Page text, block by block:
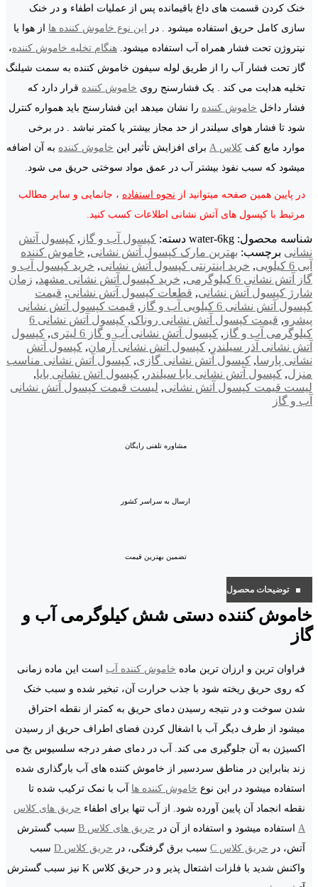
خنک کردن قسمت های داغ باقیمانده پس از عملیات اطفاء و در خنک
سازی کامل حریق استفاده میشود . در
این نوع خاموش کننده ها از هوا یا
نیتروژن تحت فشار همراه آب استفاده میشود. هنگام تخلیه خاموش کننده،
گاز تحت فشار آب را از طریق لوله سیفون خاموش کننده به سمت شیلنگ
تخلیه هدایت می کند . یک فشارسنج روی خاموش کننده قرار دارد که
فشار داخل خاموش کننده را نشان میدهد این فشارسنج باید همواره کنترل
شود تا فشار هوای سیلندر از حد مجاز بیشتر یا کمتر نباشد . در برخی
موارد مایع کف کلاس A برای افزایش تأثیر این خاموش کننده به آن اضافه
میشود که سبب نفوذ بیشتر آب در عمق مواد سوختی حریق می شود.
در پایین همین صفحه میتوانید از نحوه استفاده ، جانمایی و سایر مطالب
مرتبط با کپسول های آتش نشانی اطلاعات کسب کنید.
شناسه محصول: water-6kg دسته: کپسول آب و گاز , کپسول آتش
نشانی برچسب: بهترین مارک کپسول آتش نشانی, خاموش کننده
آبی 6 کیلویی
, خرید اینترنتی کپسول آتش نشانی, خرید کپسول آب و
گاز آتش نشانی 6 کیلوگرمی
, خرید کپسول آتش نشانی مشهد, زمان
شارژ کپسول آتش نشانی, قطعات کپسول آتش نشانی, قیمت
کپسول آتش نشانی 6 کیلویی آب و گاز
, قیمت کپسول آتش نشانی
پیشرو, قیمت کپسول آتش نشانی روناک,
کپسول آتش نشانی 6
کیلوگرمی آب و گاز , کپسول آتش نشانی آب و گاز 6 لیتری , کپسول
آتش نشانی آذر سیلندر , کپسول آتش نشانی آرمان, کپسول آتش
نشانی پارسا, کپسول آتش نشانی گازی, کپسول آتش نشانی مناسب
منزل, کپسول آتش نشانی یابا سیلندر , کپسول اتش نشانی بایا,
لیست قیمت کپسول آتش نشانی, لیست قیمت کپسول آتش نشانی
آب و گاز
مشاوره تلفنی رایگان
ارسال به سراسر کشور
تضمین بهترین قیمت
توضیحات محصول
خاموش کننده دستی شش کیلوگرمی آب و
گاز
فراوان ترین و ارزان ترین ماده خاموش کننده آب است این ماده زمانی
که روی حریق ریخته شود با جذب حرارت آن، تبخیر شده و سبب خنک
شدن سوخت و در نتیجه رسیدن دمای حریق به کمتر از نقطه احتراق
میشود از طرف دیگر آب با اشغال کردن فضای اطراف حریق از رسیدن
اکسیژن به آن جلوگیری می کند. آب در دمای صفر درجه سلسیوس یخ می
زند بنابراین در مناطق سردسیر از خاموش کننده های آب بارگذاری شده
استفاده میشود در این نوع خاموش کننده ها آب با نمک ترکیب شده تا
نقطه انجماد آن پایین آورده شود. از آب تنها برای اطفاء حریق های کلاس
A استفاده میشود و استفاده از آن در حریق های کلاس B
سبب گسترش
آتش، در حریق کلاس C سبب برق گرفتگی، در حریق کلاس D
سبب
واکنش شدید با فلزات اشتعال پذیر و در حریق کلاس K نیز سبب گسترش